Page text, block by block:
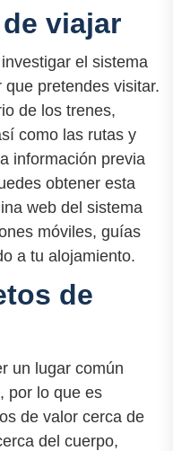
viajar
el sistema
pretendes visitar.
de los trenes,
como las rutas y
información previa
obtener esta
web del sistema
móviles, guías
a tu alojamiento.
de
un lugar común
por lo que es
de valor cerca de
del cuerpo,